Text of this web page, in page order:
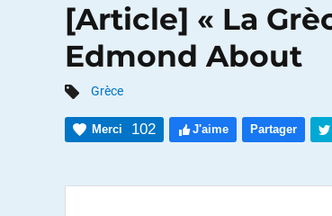
[Article] « La
Edmond About
Grèce
Merci 102 J'aime Partager